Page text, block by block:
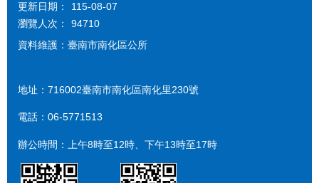
更新日期：
115-08-07
瀏覽人次：
94710
資料維護：臺南市南化區公所
地址：716002臺南市南化區南化里230號
電話：06-5771513
辦公時間：上午8時至12時、下午13時至17時